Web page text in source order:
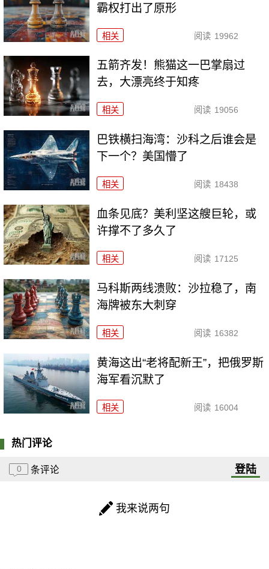
霸权打出了原形
相关 阅读 19962
五箭齐发！熊猫这一巴掌扇过
去，大漂亮终于知疼
相关 阅读 19056
巴铁横扫海湾：沙科之后谁会是
下一个？美国懵了
相关 阅读 18438
血条见底？美利坚这艘巨轮，或
许撑不了多久了
相关 阅读 17125
马科斯两线溃败：沙拉稳了，南
海牌被东大刺穿
相关 阅读 16382
黄海这出“老将配新王”，把俄罗斯
海军看沉默了
相关 阅读 16004
热门评论
0 条评论 登陆
我来说两句